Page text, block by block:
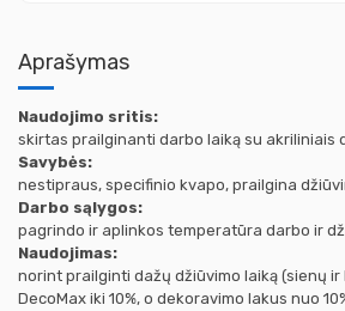
Aprašymas
Naudojimo sritis:
skirtas prailginanti darbo laiką su akriliniais
Savybės:
nestipraus, specifinio kvapo, prailgina
Darbo sąlygos:
pagrindo ir aplinkos temperatūra darbo ir
Naudojimas:
norint prailginti dažų džiūvimo laiką (sienų
DecoMax iki 10%, o dekoravimo lakus nuo